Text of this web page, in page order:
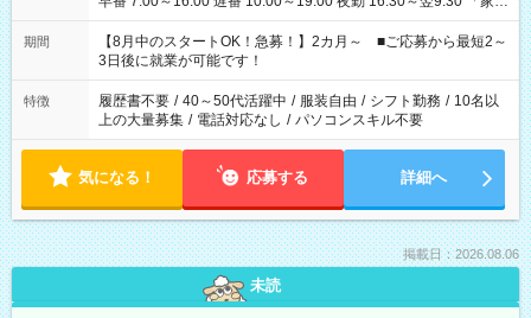
と休みを合わせたい」 「余裕を持って夕飯の準備がしたい」
「できれば残業はしたくない」 など、ご希望を教えてください
ね。 ※Wワーク希望の方へ 今ご覧のお仕事で希望する勤務時間
と、もう1つのお仕事の勤務時間。 合計で週40時間を超える場
合は応募できません。
期間
【8月中のスタートOK！急募！】2カ月～ ■ご応募から最短2～
3日後に就業が可能です！
特徴 履歴書不要 / 40～50代活躍中 / 服装自由 / シフト勤務 / 10名以
上の大量募集 / 電話対応なし / パソコンスキル不要
気になる！ 応募する 詳細へ
掲載日：2026.08.06
未読